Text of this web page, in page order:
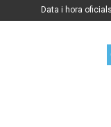
Data i hora